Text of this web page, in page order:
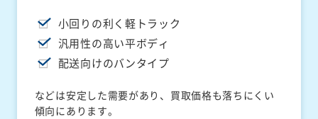
小回りの利く軽トラック
汎用性の高い平ボディ
配送向けのバンタイプ
などは安定した需要があり、買取価格も落ちにくい
傾向にあります。